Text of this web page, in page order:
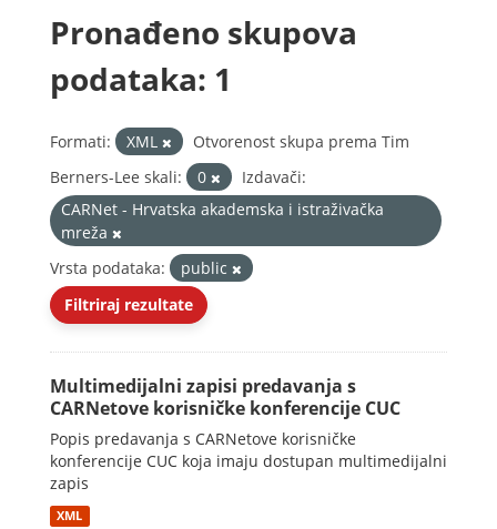
Pronađeno skupova
podataka: 1
Formati: XML
Otvorenost skupa prema Tim
Berners-Lee skali:
0
Izdavači:
CARNet - Hrvatska akademska i istraživačka
mreža
Vrsta podataka:
public
Filtriraj rezultate
Multimedijalni zapisi predavanja s
CARNetove korisničke konferencije CUC
Popis predavanja s CARNetove korisničke
konferencije CUC koja imaju dostupan multimedijalni
zapis
XML